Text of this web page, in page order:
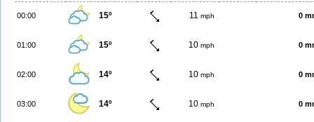
00:00 15º 11 mph 0
01:00 15º 10 mph 0
02:00 14º 10 mph 0
03:00 14º 10 mph 0